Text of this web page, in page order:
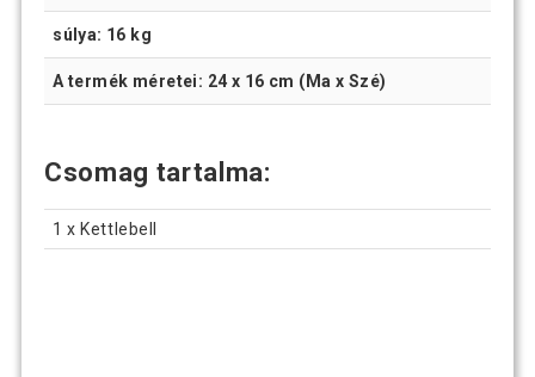
súlya: 16 kg
A termék méretei: 24 x 16 cm (Ma x Szé)
Csomag tartalma:
1 x Kettlebell